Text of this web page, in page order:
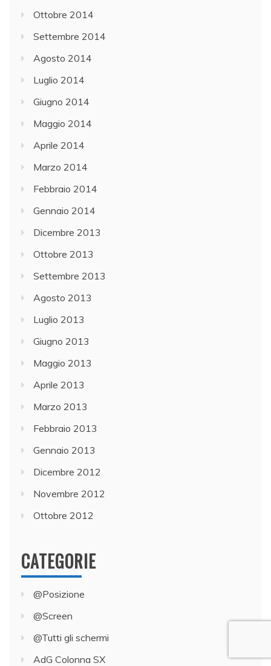
Ottobre 2014
Settembre 2014
Agosto 2014
Luglio 2014
Giugno 2014
Maggio 2014
Aprile 2014
Marzo 2014
Febbraio 2014
Gennaio 2014
Dicembre 2013
Ottobre 2013
Settembre 2013
Agosto 2013
Luglio 2013
Giugno 2013
Maggio 2013
Aprile 2013
Marzo 2013
Febbraio 2013
Gennaio 2013
Dicembre 2012
Novembre 2012
Ottobre 2012
CATEGORIE
@Posizione
@Screen
@Tutti gli schermi
AdG Colonna SX